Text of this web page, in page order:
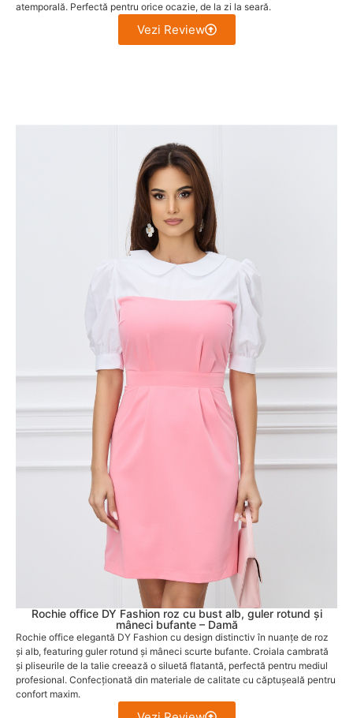
atemporală. Perfectă pentru orice ocazie, de la zi la seară.
Vezi Review
Rochie office DY Fashion roz cu bust alb, guler rotund și
mâneci bufante – Damă
Rochie office elegantă DY Fashion cu design distinctiv în nuanțe de roz
și alb, featuring guler rotund și mâneci scurte bufante. Croiala cambrată
și pliseurile de la talie creează o siluetă flatantă, perfectă pentru mediul
profesional. Confecționată din materiale de calitate cu căptușeală pentru
confort maxim.